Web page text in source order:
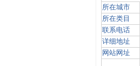
所在城市
所在类目
联系电话
详细地址
网站网址